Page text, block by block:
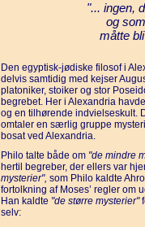
"... ingen,
og
måtte
Den egyptisk-jødiske filosof i
delvis samtidig med kejser
platoniker, stoiker og stor
begrebet. Her i Alexandria
og en tilhørende indvielseskult.
omtaler en særlig gruppe
bosat ved Alexandria.
Philo talte både om "de mindre
hertil begreber, der ellers var
mysterier", som Philo kaldte
fortolkning af Moses’ regler om
Han kaldte "de større mysterier"
selv: